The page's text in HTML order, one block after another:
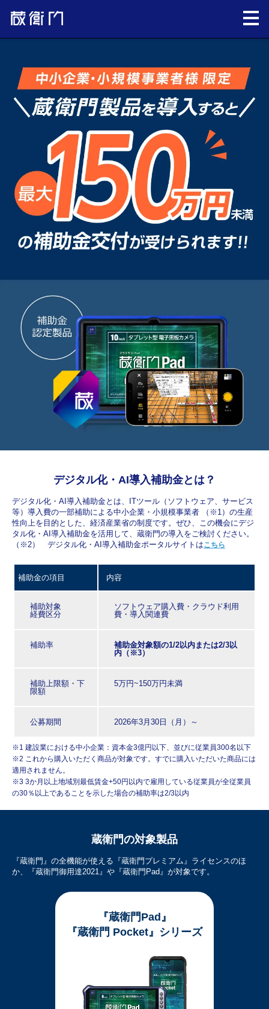
デジタル化・AI導入補助金とは？
デジタル化・AI導入補助金とは、ITツール（ソフトウェア、サービス
等）導入費の一部補助による中小企業・小規模事業者 （※1）の生産
性向上を目的とした、経済産業省の制度です。ぜひ、この機会にデジ
タル化・AI導入補助金を活用して、蔵衛門の導入をご検討ください。
（※2） デジタル化・AI導入補助金ポータルサイトはこちら
補助金の項目 内容
補助対象
経費区分
ソフトウェア購入費・クラウド利用
費・導入関連費
補助率
補助金対象額の1/2以内または2/3以
内（※3）
補助上限額・下
限額
5万円~150万円未満
公募期間 2026年3月30日（月）～
※1 建設業における中小企業：資本金3億円以下、並びに従業員300名以下
※2 これから購入いただく商品が対象です。すでに購入いただいた商品には
適用されません。
※3 3か⽉以上地域別最低賃⾦+50円以内で雇⽤している従業員が全従業員
の30％以上であることを示した場合の補助率は2/3以内
蔵衛門の対象製品
『蔵衛門』の全機能が使える『蔵衛門プレミアム』ライセンスのほ
か、『蔵衛門御用達2021』や『蔵衛門Pad』が対象です。
『蔵衛門Pad』
『蔵衛門 Pocket』シリーズ